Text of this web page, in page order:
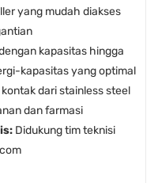
yang mudah diakses
kapasitas hingga
kapasitas yang optimal
kontak dari stainless steel
dan farmasi
Didukung tim teknisi